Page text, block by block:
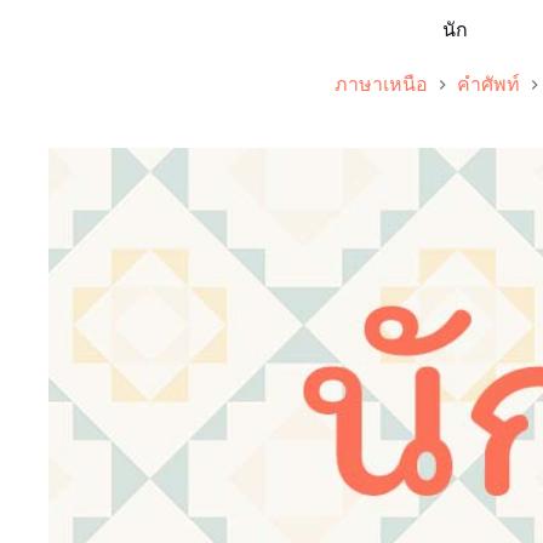
นัก
ภาษาเหนือ คำศัพท์